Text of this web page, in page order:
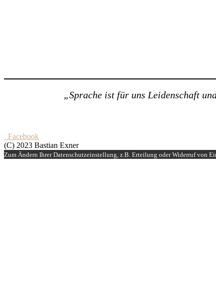
„Sprache ist für uns Leidenschaft
Facebook
(C) 2023 Bastian Exner
Zum Ändern Ihrer Datenschutzeinstellung, z.B. Erteilung oder Widerruf von